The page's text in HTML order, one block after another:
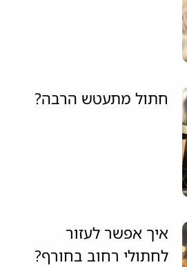
חתול מתעטש הרבה?
איך אפשר לעזור
לחתולי רחוב בחורף?